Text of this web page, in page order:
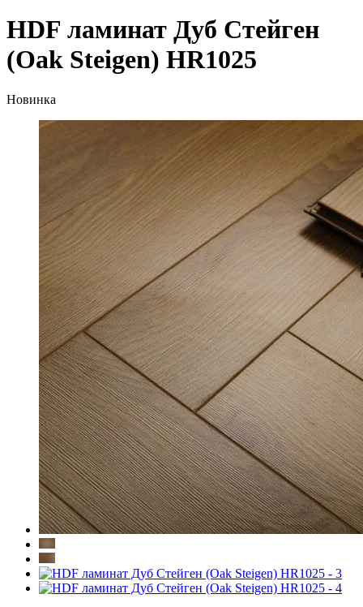
HDF ламинат Дуб Стейген
(Oak Steigen) HR1025
Новинка